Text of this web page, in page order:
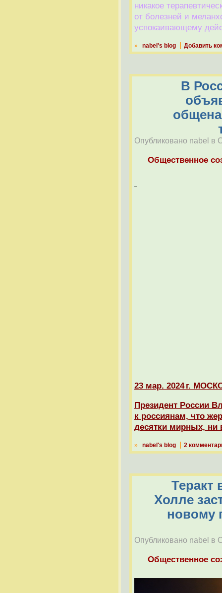
никакое
от болезней и
успокаивающему
» nabel's blog Добавить
В
Опубликовано nabel в
Общественное
23 мар. 2024 г.
Президент России
к россиянам, что
десятки мирных,
» nabel's blog 2
Теракт
Холле
новому
Опубликовано nabel в
Общественное